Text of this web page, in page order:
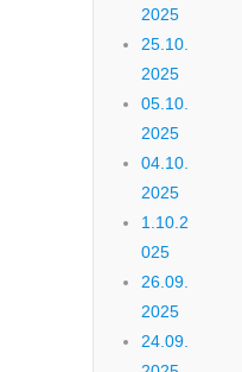
2025
25.10.
2025
05.10.
2025
04.10.
2025
1.10.2
025
26.09.
2025
24.09.